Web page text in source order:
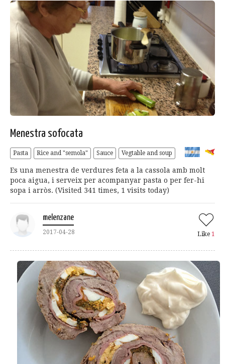
Menestra sofocata
Pasta Rice and "semola" Sauce Vegtable and soup
Es una menestra de verdures feta a la cassola amb molt
poca aigua, i serveix per acompanyar pasta o per fer-hi
sopa i arròs. (Visited 341 times, 1 visits today)
melenzane
2017-04-28 Like 1